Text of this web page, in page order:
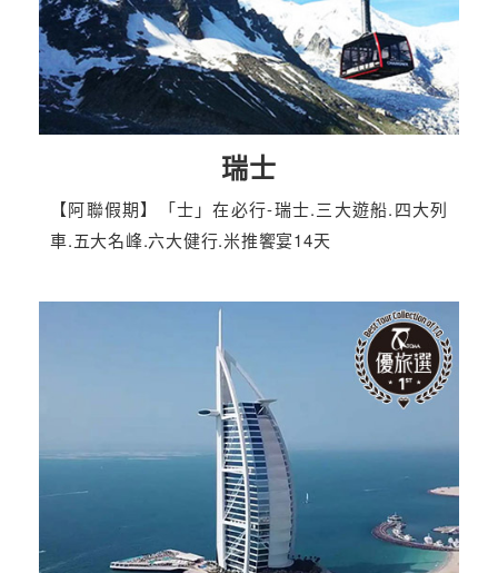
瑞士
【阿聯假期】「士」在必行-瑞士.三大遊船.四大列
車.五大名峰.六大健行.米推饗宴14天